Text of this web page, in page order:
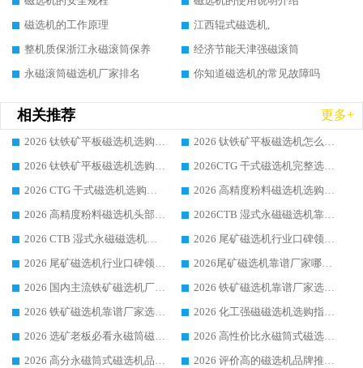
磁选机的工作原理
江西辊式磁选机,
整机质保浙江永磁滚筒保养
经济节能天津强磁滚筒
永磁滚筒磁选机厂家排名
你知道磁选机的常见故障吗
相关推荐 更多+
2026 钛铁矿平板磁选机选购全攻略 市场公认优质品牌厂家实力排行榜
2026 钛铁矿平板磁选机怎么选 靠谱生产企业实力排行榜选购参考攻略
2026 钛铁矿平板磁选机选购指南 行业口碑优选品牌生产企业实力排行榜
2026CTG 干式磁选机完整选购指南 行业口碑顶尖靠谱生产龙头厂家实力推荐
2026 CTG 干式磁选机选购指南|行业口碑靠谱生产厂家领域强者推荐
2026 高精度粉料磁选机选购全攻略 行业优质品牌华体会手机网页版-华体会(中国) 实力深度解析
2026 高精度粉料磁选机头部厂家选购指南 行业口碑靠谱品牌推荐 领域强者华体会手机网页版-华体会(中国) 解析
2026CTB 湿式永磁磁选机靠谱厂家实力排行榜 铁矿选矿设备采购全流程选购指南
2026 CTB 湿式永磁磁选机选购指南|行业口碑良好品牌推荐，领域强者华体会手机网页版-华体会(中国)
2026 尾矿磁选机行业口碑领域强者，源头直供国内主流厂家华体会手机网页版-华体会(中国) 一站式服务
2026 尾矿磁选机行业口碑领域强者，源头直供国内主流厂家华体会手机网页版-华体会(中国) 一站式服务
2026尾矿磁选机靠谱厂家哪家好 行业口碑领域强者华体会手机网页版-华体会(中国) 推荐
2026 国内主流铁矿磁选机厂家选购指南|行业口碑好品牌推荐，领域强者华体会手机网页版-华体会(中国)
2026 铁矿磁选机靠谱厂家选购全攻略 行业标杆华体会手机网页版-华体会(中国) 设备性价比出众
2026 铁矿磁选机靠谱厂家选购指南，领域强者华体会手机网页版-华体会(中国) 铁矿磁选机性价比高
2026 化工强磁磁选机选购指南 5 家行业口碑靠谱厂家领域强者推荐
2026 选矿老板必看永磁筒磁选机推荐 行业头部品牌口碑设备选购全攻略
2026 高性价比永磁筒式磁选机品牌盘点 行业强者口碑实测选购完整指南
2026 高分永磁筒式磁选机品牌推荐 选矿设备强者对比测评采购避坑全攻略
2026 评价高的磁选机品牌推荐选购指南，永磁筒式磁选机设备领域强者全景行业口碑解析